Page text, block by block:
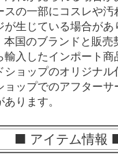
スの一部にコスレや汚
生じている場合があ
国のブランドと販売
入したインポート商
ショップのオリジナル
ョップでのアフターサ
ります。
■ アイテム情報